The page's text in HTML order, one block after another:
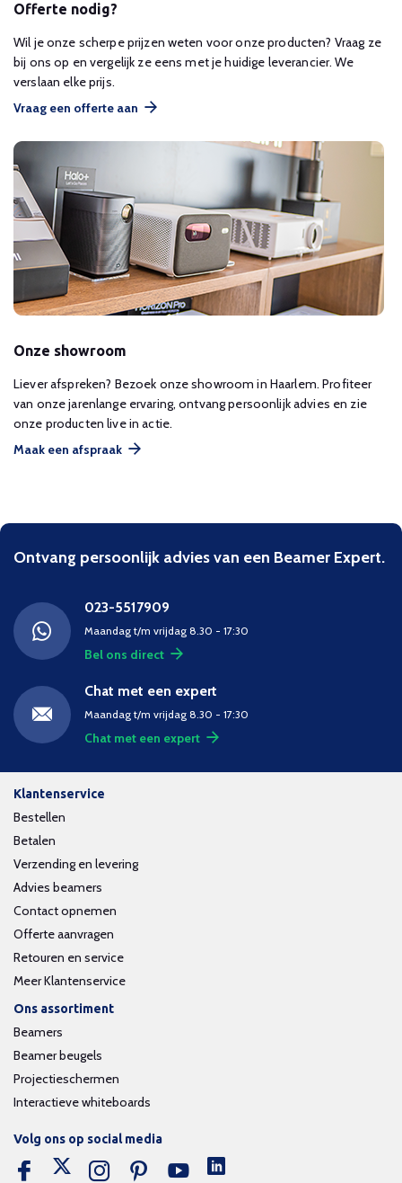
Offerte nodig?
Wil je onze scherpe prijzen weten voor onze producten? Vraag ze
bij ons op en vergelijk ze eens met je huidige leverancier. We
verslaan elke prijs.
Vraag een offerte aan
Onze showroom
Liever afspreken? Bezoek onze showroom in Haarlem. Profiteer
van onze jarenlange ervaring, ontvang persoonlijk advies en zie
onze producten live in actie.
Maak een afspraak
Ontvang persoonlijk advies van een Beamer Expert.
023-5517909
Maandag t/m vrijdag 8.30 - 17:30
Bel ons direct
Chat met een expert
Maandag t/m vrijdag 8.30 - 17:30
Chat met een expert
Klantenservice
Bestellen
Betalen
Verzending en levering
Advies beamers
Contact opnemen
Offerte aanvragen
Retouren en service
Meer Klantenservice
Ons assortiment
Beamers
Beamer beugels
Projectieschermen
Interactieve whiteboards
Volg ons op social media